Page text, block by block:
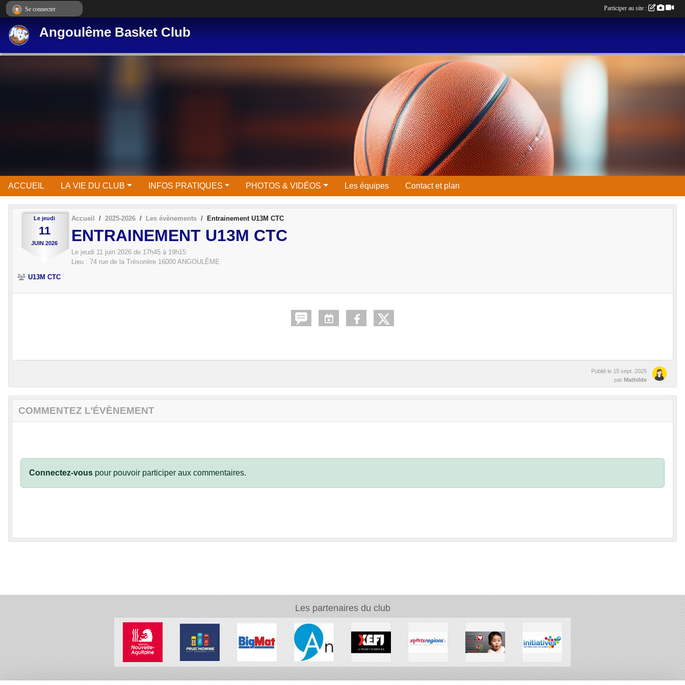
Angoulême Basket Club
ACCUEIL LA VIE DU CLUB INFOS PRATIQUES PHOTOS & VIDÉOS Les équipes Contact et plan
Le jeudi
11
JUIN 2026
Accueil 2025-2026 Les évènements Entrainement U13M CTC
ENTRAINEMENT U13M CTC
Le jeudi 11 juin 2026 de 17h45 à 19h15
Lieu : 74 rue de la Trésorière 16000 ANGOULÊME
U13M CTC
Publié le 15 sept. 2025
par Mathilde
COMMENTEZ L’ÉVÈNEMENT
Connectez-vous pour pouvoir participer aux commentaires.
Les partenaires du club
Se connecter Participer au site :
Panneau de gestion des cookies